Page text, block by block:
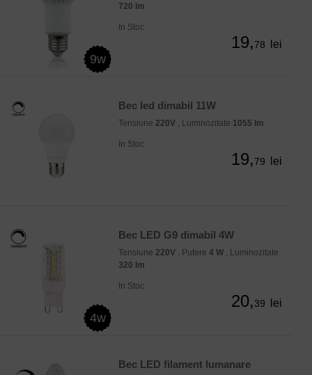
9w
720 lm
In Stoc
19,78 lei
Bec led dimabil 11W
Tensiune 220V , Luminozitate 1055 lm
In Stoc
19,79 lei
4w
Bec LED G9 dimabil 4W
Tensiune 220V , Putere 4 W , Luminozitate
320 lm
In Stoc
20,39 lei
Bec LED filament lumanare